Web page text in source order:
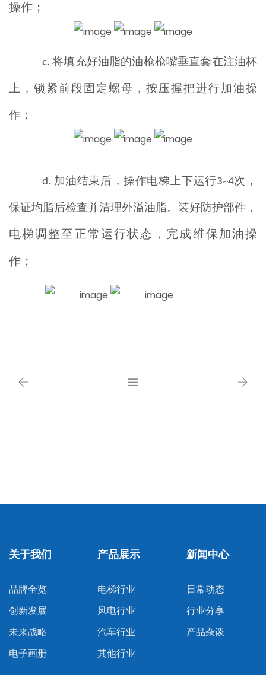
操作；
c.将填充好油脂的油枪枪嘴垂直套在注油杯
上，锁紧前段固定螺母，按压握把进行加油操
作 ；
d. 加油结束后，操作电梯上下运行3~4次，
保证均脂后检查并清理外溢油脂。装好防护部件，
电梯调整至正常运行状态，完成维保加油操
作；
关于我们
品牌全览
创新发展
未来战略
电子画册
产品展示
电梯行业
风电行业
汽车行业
其他行业
新闻中心
日常动态
行业分享
产品杂谈